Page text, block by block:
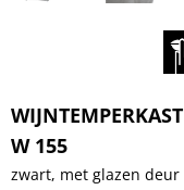
WIJNTEMPERKAST
W 155
zwart, met glazen deur